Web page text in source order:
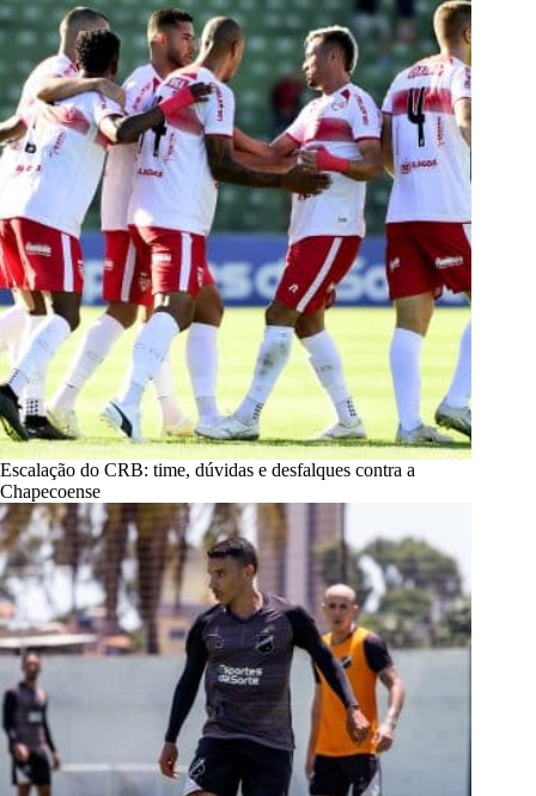
Escalação do CRB: time, dúvidas e desfalques contra a
Chapecoense